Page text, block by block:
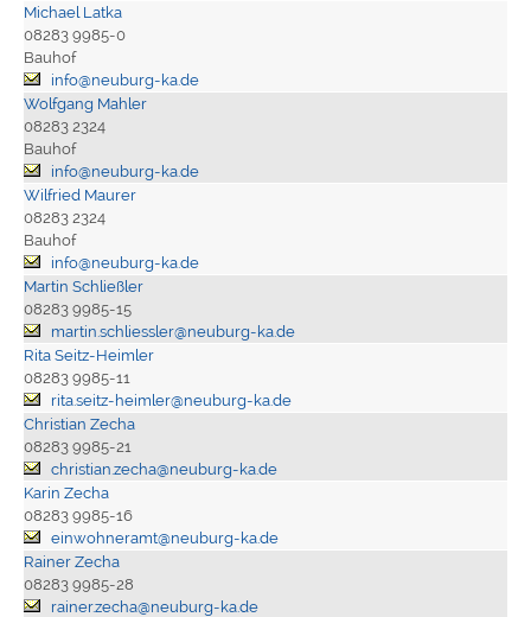
Michael Latka
08283 9985-0
Bauhof
info@neuburg-ka.de
Wolfgang Mahler
08283 2324
Bauhof
info@neuburg-ka.de
Wilfried Maurer
08283 2324
Bauhof
info@neuburg-ka.de
Martin Schließler
08283 9985-15
martin.schliessler@neuburg-ka.de
Rita Seitz-Heimler
08283 9985-11
rita.seitz-heimler@neuburg-ka.de
Christian Zecha
08283 9985-21
christian.zecha@neuburg-ka.de
Karin Zecha
08283 9985-16
einwohneramt@neuburg-ka.de
Rainer Zecha
08283 9985-28
rainer.zecha@neuburg-ka.de